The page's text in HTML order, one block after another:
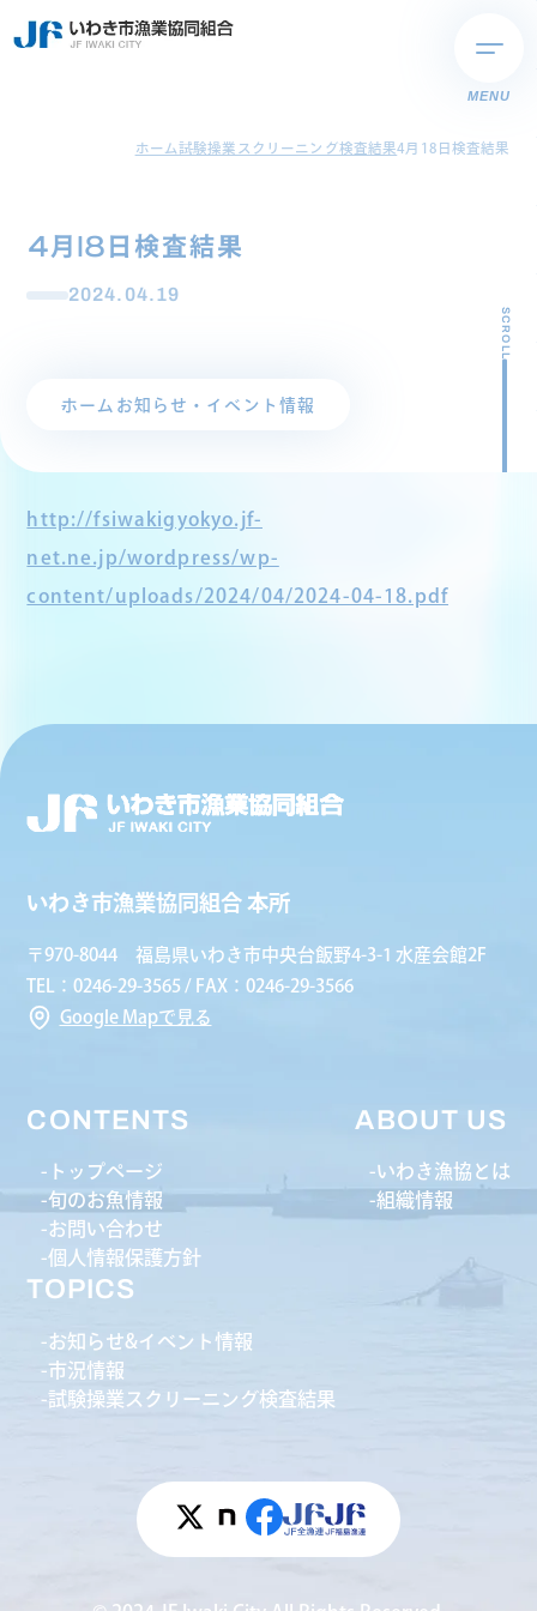
MENU
ホーム試験操業スクリーニング検査結果4月18日検査結果
4月18日検査結果
2024.04.19
ホーム お知らせ・イベント情報
SCROLL
http://fsiwakigyokyo.jf-
net.ne.jp/wordpress/wp-
content/uploads/2024/04/2024-04-18.pdf
いわき市漁業協同組合 本所
〒970-8044 福島県いわき市中央台飯野4-3-1 水産会館2F
TEL：0246-29-3565 / FAX：0246-29-3566
Google Mapで見る
CONTENTS
トップページ
旬のお魚情報
お問い合わせ
個人情報保護方針
ABOUT US
いわき漁協とは
組織情報
TOPICS
お知らせ&イベント情報
市況情報
試験操業スクリーニング検査結果